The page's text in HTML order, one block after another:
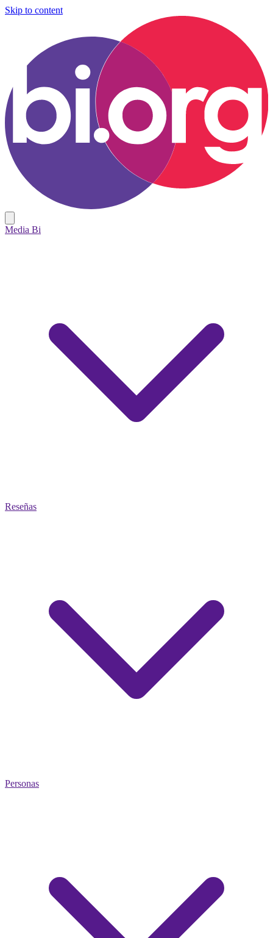
Skip to content
Media Bi
Reseñas
Personas